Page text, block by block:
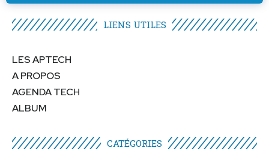
LIENS UTILES​
LES APTECH
A PROPOS
AGENDA TECH
ALBUM
CATÉGORIES​